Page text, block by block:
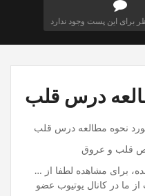
درس قلب
نحوه مطالعه درس قلب
قلب و عروق
برای مشاهده لطفا از …
ما در کانال یوتیوب عضو